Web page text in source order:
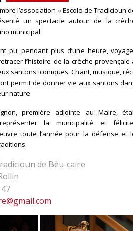
l’association « Escolo de Tradicioun
un spectacle autour de la
municipal.
pu, pendant plus d’une heure,
l’histoire de la crèche provençale
santons iconiques. Chant, musique,
permit de donner vie aux santons
nature.
première adjointe au Maire,
la municipalité et
toute l’année pour la défense et
de Bèu-caire